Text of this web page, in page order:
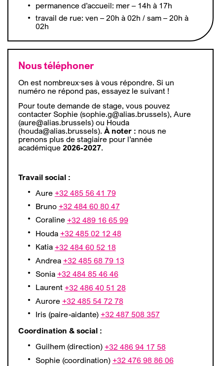
permanence d’accueil: mer – 14h à 17h
travail de rue: ven – 20h à 02h / sam – 20h à
02h
Nous téléphoner
On est nombreux·ses à vous répondre. Si un
numéro ne répond pas, essayez le suivant !
Pour toute demande de stage, vous pouvez
contacter Sophie (sophie.g@alias.brussels), Aure
(aure@alias.brussels) ou Houda
(houda@alias.brussels). À noter : nous ne
prenons plus de stagiaire pour l’année
académique 2026-2027.
Travail social :
Aure +32 485 56 41 79
Bruno +32 484 60 80 47
Coraline +32 489 16 65 99
Houda +32 485 02 12 48
Katia +32 484 60 52 18
Andrea +32 485 68 79 13
Sonia +32 484 85 46 46
Laurent +32 486 40 51 28
Aurore +32 485 54 72 78
Iris (paire-aidante) +32 487 508 357
Coordination & social :
Guilhem (direction) +32 486 94 17 58
Sophie (coordination) +32 476 98 86 06